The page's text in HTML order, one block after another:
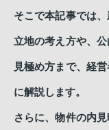
そこで本記事では
立地の考え方や、
見極め方まで、経
に解説します。
さらに、物件の内